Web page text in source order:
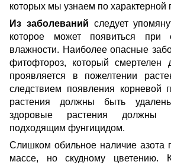
которых мы узнаем по характерной
Из заболеваний следует
которое может появиться при
влажности. Наиболее опасные
фитофтороз, который смертелен
проявляется в пожелтении
следствием появления корневой
растения должны быть
здоровые растения должны
подходящим фунгицидом.
Слишком обильное наличие азота
массе, но скудному цветению.